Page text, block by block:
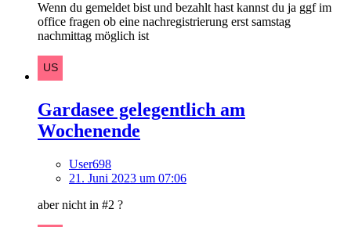
Wenn du gemeldet bist und bezahlt hast kannst du ja ggf im
office fragen ob eine nachregistrierung erst samstag
nachmittag möglich ist
Gardasee gelegentlich am
Wochenende
User698
21. Juni 2023 um 07:06
aber nicht in #2 ?